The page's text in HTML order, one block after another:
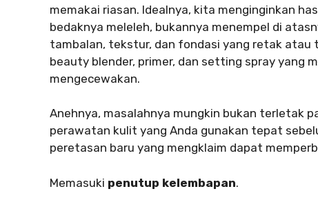
memakai riasan. Idealnya, kita menginginkan
bedaknya meleleh, bukannya menempel di
tambalan, tekstur, dan fondasi yang retak atau
beauty blender, primer, dan setting spray yang
mengecewakan.
Anehnya, masalahnya mungkin bukan terletak
perawatan kulit yang Anda gunakan tepat
peretasan baru yang mengklaim dapat
Memasuki penutup kelembapan.